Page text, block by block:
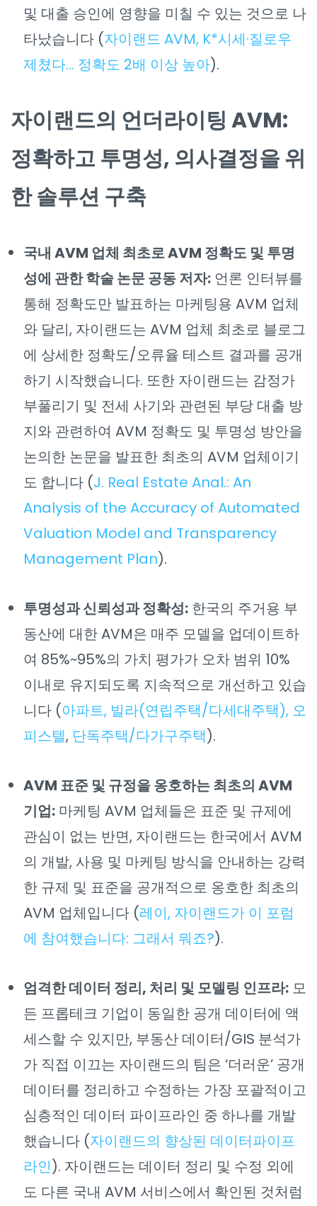
및 대출 승인에 영향을 미칠 수 있는 것으로 나
타났습니다 (자이랜드 AVM, K*시세·질로우
제쳤다… 정확도 2배 이상 높아).
자이랜드의 언더라이팅 AVM:
정확하고 투명성, 의사결정을 위
한 솔루션 구축
국내 AVM 업체 최초로 AVM 정확도 및 투명
성에 관한 학술 논문 공동 저자: 언론 인터뷰를
통해 정확도만 발표하는 마케팅용 AVM 업체
와 달리, 자이랜드는 AVM 업체 최초로 블로그
에 상세한 정확도/오류율 테스트 결과를 공개
하기 시작했습니다. 또한 자이랜드는 감정가
부풀리기 및 전세 사기와 관련된 부당 대출 방
지와 관련하여 AVM 정확도 및 투명성 방안을
논의한 논문을 발표한 최초의 AVM 업체이기
도 합니다 (J. Real Estate Anal.: An
Analysis of the Accuracy of Automated
Valuation Model and Transparency
Management Plan).
투명성과 신뢰성과 정확성: 한국의 주거용 부
동산에 대한 AVM은 매주 모델을 업데이트하
여 85%~95%의 가치 평가가 오차 범위 10%
이내로 유지되도록 지속적으로 개선하고 있습
니다 (아파트, 빌라(연립주택/다세대주택), 오
피스텔, 단독주택/다가구주택).
AVM 표준 및 규정을 옹호하는 최초의 AVM
기업: 마케팅 AVM 업체들은 표준 및 규제에
관심이 없는 반면, 자이랜드는 한국에서 AVM
의 개발, 사용 및 마케팅 방식을 안내하는 강력
한 규제 및 표준을 공개적으로 옹호한 최초의
AVM 업체입니다 (레이, 자이랜드가 이 포럼
에 참여했습니다: 그래서 뭐죠?).
엄격한 데이터 정리, 처리 및 모델링 인프라: 모
든 프롭테크 기업이 동일한 공개 데이터에 액
세스할 수 있지만, 부동산 데이터/GIS 분석가
가 직접 이끄는 자이랜드의 팀은 ‘더러운’ 공개
데이터를 정리하고 수정하는 가장 포괄적이고
심층적인 데이터 파이프라인 중 하나를 개발
했습니다 (자이랜드의 향상된 데이터파이프
라인). 자이랜드는 데이터 정리 및 수정 외에
도 다른 국내 AVM 서비스에서 확인된 것처럼